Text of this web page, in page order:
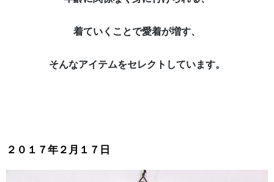
着ていくことで愛着が増す、
そんなアイテムをセレクトしています。
２０１７年２月１７日